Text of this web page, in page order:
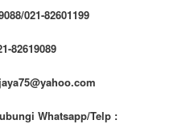
021-82601199
82619089
Whatsapp/Telp :